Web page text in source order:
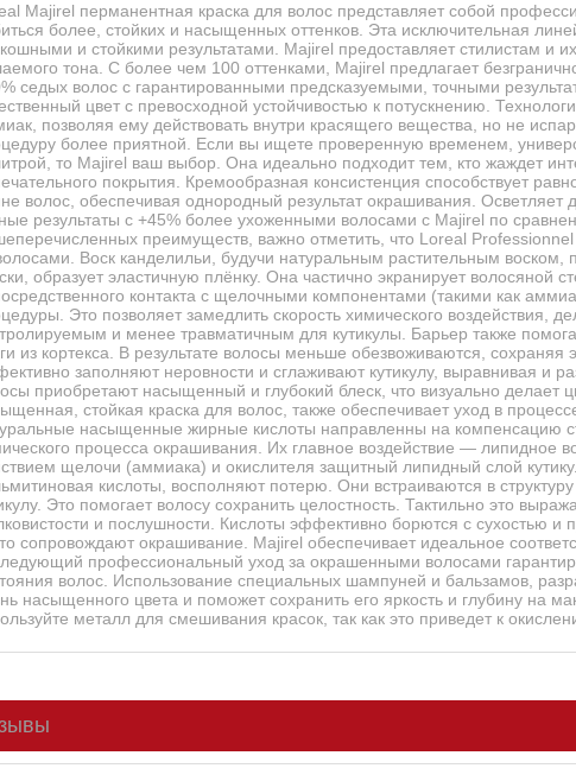
Majirel перманентная краска для волос представляет собой
более, стойких и насыщенных оттенков. Эта исключительная
и стойкими результатами. Majirel предоставляет стилистам и
тона. С более чем 100 оттенками, Majirel предлагает
седых волос с гарантированными предсказуемыми, точными
цвет с превосходной устойчивостью к потускнению.
позволяя ему действовать внутри красящего вещества, но не
более приятной. Если вы ищете проверенную временем,
то Majirel ваш выбор. Она идеально подходит тем, кто жаждет
покрытия. Кремообразная консистенция способствует
волос, обеспечивая однородный результат окрашивания. Осветляет
результаты с +45% более ухоженными волосами с Majirel по
преимуществ, важно отметить, что Loreal
Воск канделильи, будучи натуральным растительным
образует эластичную плёнку. Она частично экранирует волосяной
контакта с щелочными компонентами (такими как
Это позволяет замедлить скорость химического воздействия,
и менее травматичным для кутикулы. Барьер также
из кортекса. В результате волосы меньше обезвоживаются, сохраняя
заполняют неровности и сглаживают кутикулу, выравнивая и
приобретают насыщенный и глубокий блеск, что визуально делает
стойкая краска для волос, также обеспечивает уход в
насыщенные жирные кислоты направленны на компенсацию
процесса окрашивания. Их главное воздействие — липидное
щелочи (аммиака) и окислителя защитный липидный слой
кислоты, восполняют потерю. Они встраиваются в
Это помогает волосу сохранить целостность. Тактильно это
и послушности. Кислоты эффективно борются с сухостью
сопровождают окрашивание. Majirel обеспечивает идеальное
профессиональный уход за окрашенными волосами
волос. Использование специальных шампуней и бальзамов,
насыщенного цвета и поможет сохранить его яркость и глубину на
металл для смешивания красок, так как это приведет к